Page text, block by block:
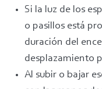
Si la luz de los
o pasillos está
duración del
desplazamiento
Al subir o bajar